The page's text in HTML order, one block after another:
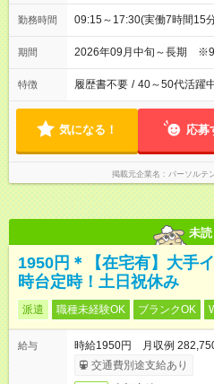
勤務時間 09:15～17:30(実働7時間15
期間 2026年09月中旬～長期 ※9
特徴 履歴書不要 / 40～50代活躍
気になる！ 応募
掲載元企業名 パーソルテ
未読
1950円＊【在宅有】大手
時台定時！土日祝休み
派遣 職種未経験OK ブランクOK
給与
時給1950円 月収例
交通費別途支給あり